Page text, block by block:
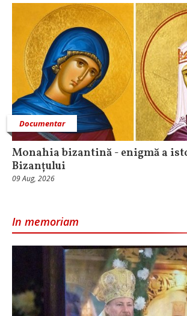
Documentar
Monahia bizantină - enigmă a
Bizanțului
09 Aug, 2026
In memoriam